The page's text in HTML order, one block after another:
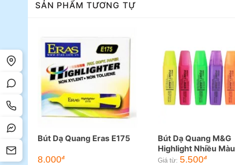
SẢN PHẨM TƯƠNG TỰ
Bút Dạ Quang Eras E175
8.000đ
Bút Dạ Quang M&G
Highlight Nhiều Màu
Giá từ: 5.500đ